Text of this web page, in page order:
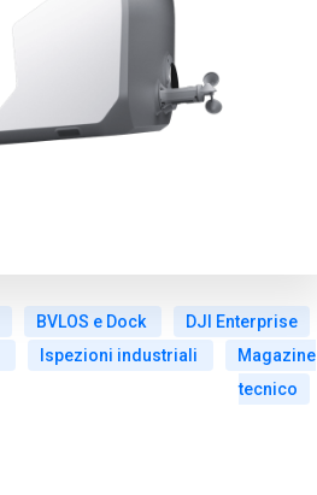
BVLOS e Dock
DJI Enterprise
Ispezioni industriali
Magazine
tecnico